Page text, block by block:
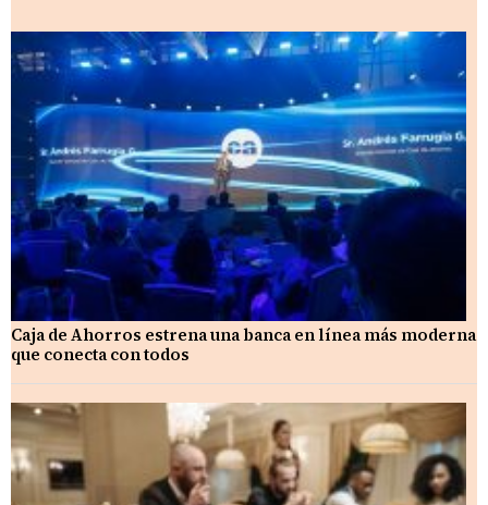
Caja de Ahorros estrena una banca en línea más moderna
que conecta con todos